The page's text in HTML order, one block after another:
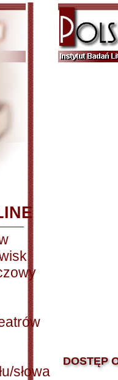
słowa
DOSTĘP